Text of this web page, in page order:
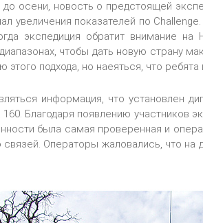
осени, новость о предстоящей
увеличения показателей по
экспедиция обратит внимание
чтобы дать новую страну
этого подхода, но наеяться, что
информация, что установлен
Благодаря появлению участников
была самая проверенная и
Операторы жаловались, что на